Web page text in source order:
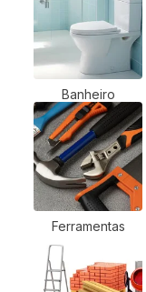
Banheiro
Ferramentas